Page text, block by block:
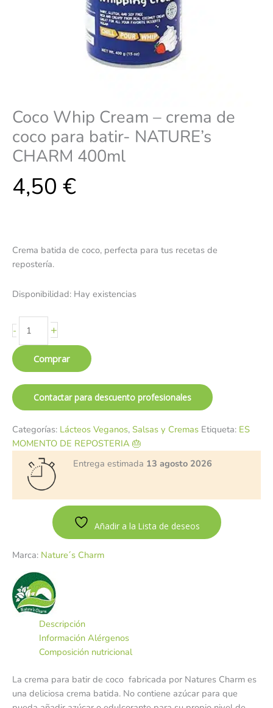
Coco Whip Cream – crema de
coco para batir- NATURE’s
CHARM 400ml
4,50 €
Crema batida de coco, perfecta para tus recetas de
repostería.
Disponibilidad: Hay existencias
- +
Comprar
Contactar para descuento profesionales
Categorías: Lácteos Veganos, Salsas y Cremas Etiqueta: ES
MOMENTO DE REPOSTERIA 🎂
Entrega estimada 13 agosto 2026
Añadir a la Lista de deseos
Marca: Nature´s Charm
Descripción
Información Alérgenos
Composición nutricional
La crema para batir de coco fabricada por Natures Charm es
una deliciosa crema batida. No contiene azúcar para que